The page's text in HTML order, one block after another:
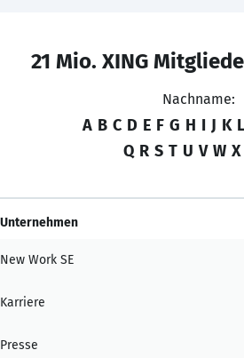
21 Mio. XING
Nachname:
A B C D E F G H I J K L
Q R S T U V W X
Unternehmen
New Work SE
Karriere
Presse